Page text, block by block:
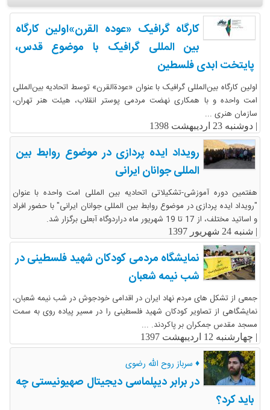
کارگاه گرافیک «عوده القرن»اولین کارگاه
بین المللی گرافیک با موضوع قدس،
پایتخت ابدی فلسطین
اولین کارگاه بین‌المللی گرافیک با عنوان «عودةالقرن» توسط اتحادیه بین‌المللی
امت واحده و با همکاری نهضت مردمی پوستر انقلاب، هیئت هنر تهران،
سازمان هنری ...
| دوشنبه 23 اردیبهشت 1398
رویداد ایده پردازی در موضوع روابط بین
المللی جوانان ایرانی
هفتمین دوره آموزشی-تشکیلاتی اتحادیه بین المللی امت واحده با عنوان
"رویداد ایده پردازی در موضوع روابط بین المللی جوانان ایرانی" با حضور افراد
و اساتید مختلف، از 17 تا 19 شهریور ماه دراردوگاه آبعلی برگزار شد.
| شنبه 24 شهریور 1397
نمایشگاه مردمی کودکان شهید فلسطینی در
شب نیمه شعبان
جمعی از تشکل های مردم نهاد ایران در اقدامی خودجوش در شب نیمه شعبان،
نمایشگاهی از تصاویر کودکان شهید فلسطینی را در مسیر پیاده روی به سمت
مسجد مقدس جمکران بر پاکردند. ...
| چهارشنبه 12 اردیبهشت 1397
♦ سرباز روح الله رضوی
در برابر دیپلماسی دیجیتال صهیونیستی چه
باید کرد؟